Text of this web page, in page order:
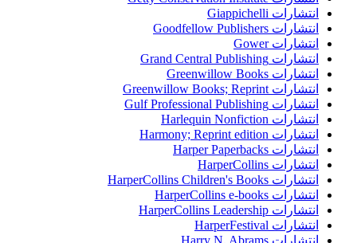
انتشارات Giappichelli
انتشارات Goodfellow Publishers
انتشارات Gower
انتشارات Grand Central Publishing
انتشارات Greenwillow Books
انتشارات Greenwillow Books; Reprint
انتشارات Gulf Professional Publishing
انتشارات Harlequin Nonfiction
انتشارات Harmony; Reprint edition
انتشارات Harper Paperbacks
انتشارات HarperCollins
انتشارات HarperCollins Children's Books
انتشارات HarperCollins e-books
انتشارات HarperCollins Leadership
انتشارات HarperFestival
انتشارات Harry N. Abrams